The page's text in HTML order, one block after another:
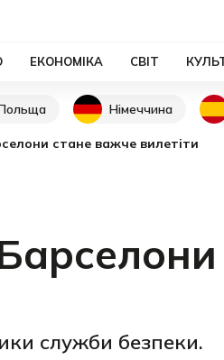
ЕКОНОМІКА СВІТ
Німеччина
стане важче вилетіти
служби безпеки.